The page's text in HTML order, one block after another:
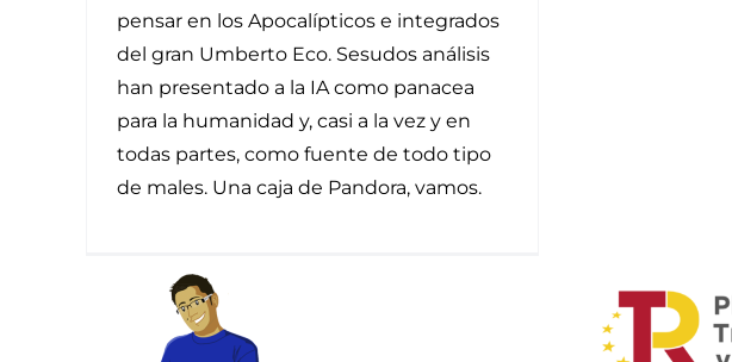
pensar en los Apocalípticos e integrados
del gran Umberto Eco. Sesudos análisis
han presentado a la IA como panacea
para la humanidad y, casi a la vez y en
todas partes, como fuente de todo tipo
de males. Una caja de Pandora, vamos.